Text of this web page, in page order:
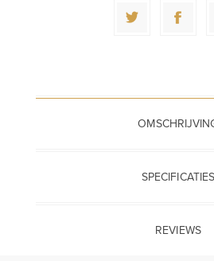
SPECIFICATIES
REVIEWS